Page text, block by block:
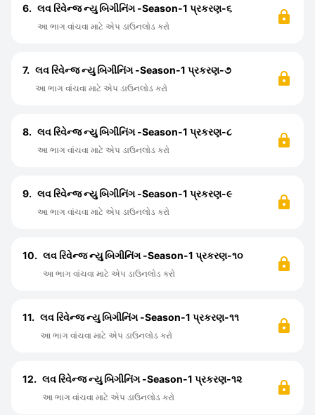
6. લવ રિવેન્જ ન્યુ બિગીનિંગ -Season-1 પ્રકરણ-૬
આ ભાગ વાંચવા માટે એપ ડાઉનલોડ કરો
7. લવ રિવેન્જ ન્યુ બિગીનિંગ -Season-1 પ્રકરણ-૭
આ ભાગ વાંચવા માટે એપ ડાઉનલોડ કરો
8. લવ રિવેન્જ ન્યુ બિગીનિંગ -Season-1 પ્રકરણ-૮
આ ભાગ વાંચવા માટે એપ ડાઉનલોડ કરો
9. લવ રિવેન્જ ન્યુ બિગીનિંગ -Season-1 પ્રકરણ-૯
આ ભાગ વાંચવા માટે એપ ડાઉનલોડ કરો
10. લવ રિવેન્જ ન્યુ બિગીનિંગ -Season-1 પ્રકરણ-૧૦
આ ભાગ વાંચવા માટે એપ ડાઉનલોડ કરો
11. લવ રિવેન્જ ન્યુ બિગીનિંગ -Season-1 પ્રકરણ-૧૧
આ ભાગ વાંચવા માટે એપ ડાઉનલોડ કરો
12. લવ રિવેન્જ ન્યુ બિગીનિંગ -Season-1 પ્રકરણ-૧૨
આ ભાગ વાંચવા માટે એપ ડાઉનલોડ કરો